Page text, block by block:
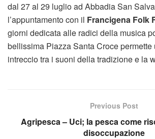
dal 27 al 29 luglio ad Abbadia San
l’appuntamento con il Francigena Folk
giorni dedicata alle radici della musica
bellissima Piazza Santa Croce
intreccio tra i suoni della tradizione e la
Previous Post
Agripesca – Uci; la pesca come
disoccupazione